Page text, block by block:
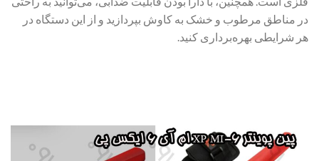
در مناطق مرطوب و خشک به کاوش بپردازید و از این دستگاه در
هر شرایطی بهره‌برداری کنید.